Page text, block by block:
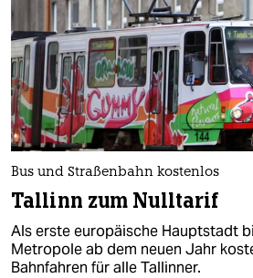
Bus und Straßenbahn kostenlos
Tallinn zum Nulltarif
Als erste europäische Hauptstadt
Metropole ab dem neuen Jahr
Bahnfahren für alle Tallinner.